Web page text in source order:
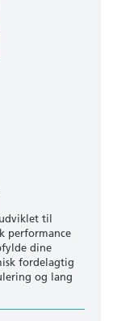
udviklet til
performance
dine
fordelagtig
og lang